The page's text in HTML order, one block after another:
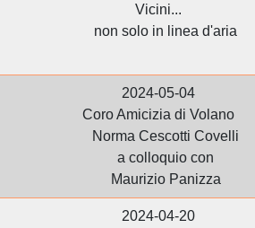
Vicini...
non solo in linea d'aria
2024-05-04
Coro Amicizia di Volano
Norma Cescotti Covelli
a colloquio con
Maurizio Panizza
2024-04-20